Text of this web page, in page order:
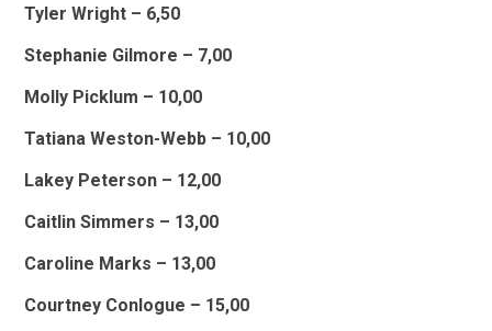
Tyler Wright – 6,50
Stephanie Gilmore – 7,00
Molly Picklum – 10,00
Tatiana Weston-Webb – 10,00
Lakey Peterson – 12,00
Caitlin Simmers – 13,00
Caroline Marks – 13,00
Courtney Conlogue – 15,00